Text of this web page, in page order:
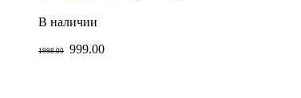
В наличии
1998.00 999.00